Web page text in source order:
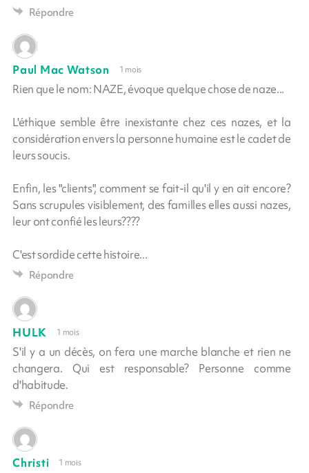
Répondre
Paul Mac Watson 1 mois
Rien que le nom: NAZE, évoque quelque chose de naze...
L'éthique semble être inexistante chez ces nazes, et la
considération envers la personne humaine est le cadet de
leurs soucis.
Enfin, les "clients", comment se fait-il qu'il y en ait encore?
Sans scrupules visiblement, des familles elles aussi nazes,
leur ont confié les leurs????
C'est sordide cette histoire...
Répondre
HULK 1 mois
S'il y a un décès, on fera une marche blanche et rien ne
changera. Qui est responsable? Personne comme
d'habitude.
Répondre
Christi 1 mois